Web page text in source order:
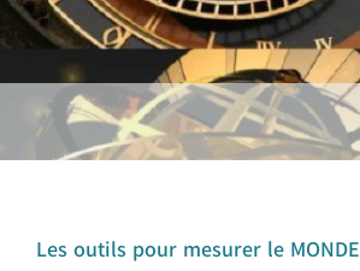
Les outils pour mesurer le MONDE